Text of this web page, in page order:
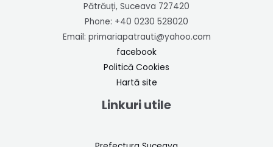
Pătrăuți, Suceava 727420
Phone: +40 0230 528020
Email: primariapatrauti@yahoo.com
facebook
Politică Cookies
Hartă site
Linkuri utile